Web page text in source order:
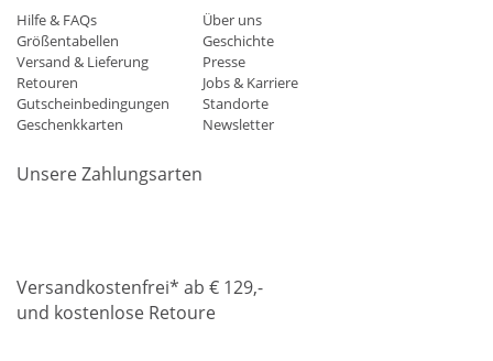
Hilfe & FAQs
Größentabellen
Versand & Lieferung
Retouren
Gutscheinbedingungen
Geschenkkarten
Über uns
Geschichte
Presse
Jobs & Karriere
Standorte
Newsletter
Unsere Zahlungsarten
Versandkostenfrei* ab € 129,-
und kostenlose Retoure